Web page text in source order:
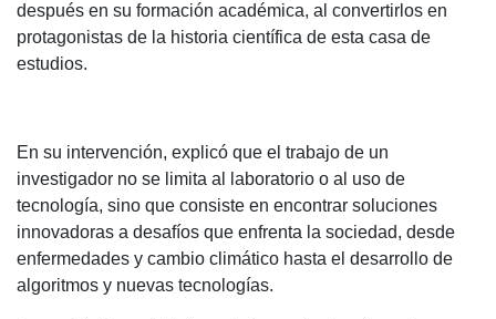
después en su formación académica, al convertirlos en
protagonistas de la historia científica de esta casa de
estudios.
En su intervención, explicó que el trabajo de un
investigador no se limita al laboratorio o al uso de
tecnología, sino que consiste en encontrar soluciones
innovadoras a desafíos que enfrenta la sociedad, desde
enfermedades y cambio climático hasta el desarrollo de
algoritmos y nuevas tecnologías.